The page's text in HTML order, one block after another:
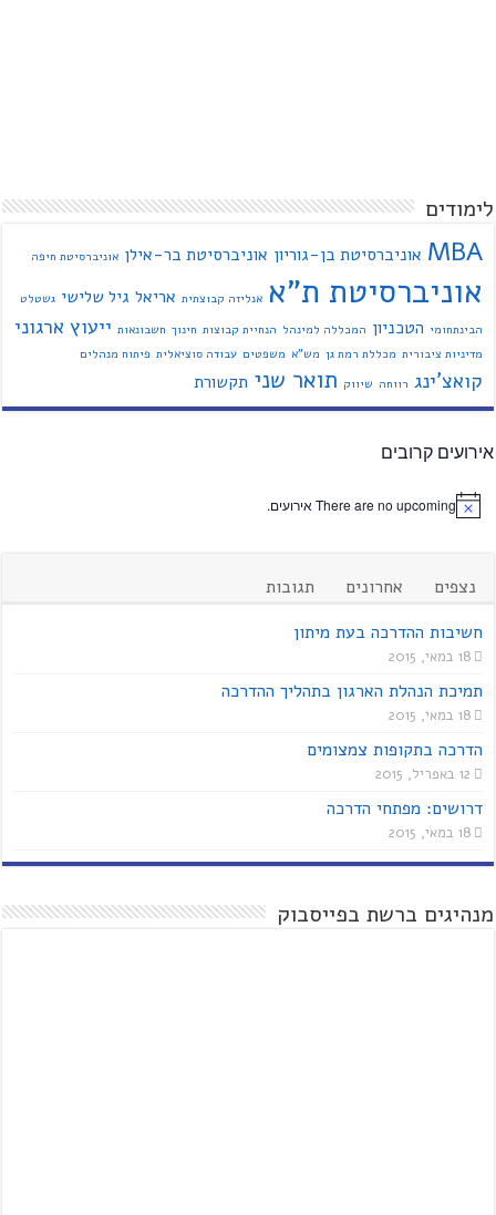
לימודים
MBA אוניברסיטת בן-גוריון אוניברסיטת בר-אילן אוניברסיטת חיפה
אוניברסיטת ת"א אנליזה קבוצתית אריאל גיל שלישי גשטלט
הבינתחומי הטכניון המכללה למינהל הנחיית קבוצות חינוך חשבונאות ייעוץ ארגוני
מדיניות ציבורית מכללת רמת גן מש"א משפטים עבודה סוציאלית פיתוח מנהלים
קואצ'ינג רווחה שיווק תואר שני תקשורת
אירועים קרובים
There are no upcoming אירועים.
נצפים אחרונים
תגובות
חשיבות ההדרכה בעת מיתון
18 במאי, 2015
תמיכת הנהלת הארגון בתהליך ההדרכה
18 במאי, 2015
הדרכה בתקופות צמצומים
12 באפריל, 2015
דרושים: מפתחי הדרכה
18 במאי, 2015
מנהיגים ברשת בפייסבוק